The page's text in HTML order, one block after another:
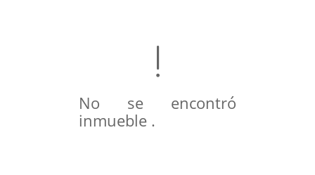
No se encontró
inmueble .